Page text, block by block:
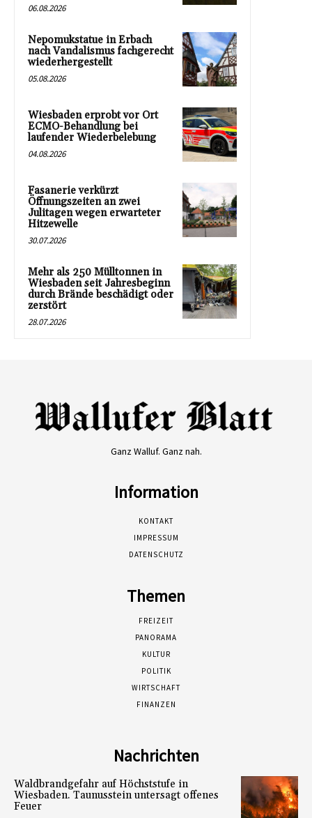
06.08.2026
Nepomukstatue in Erbach
nach Vandalismus fachgerecht
wiederhergestellt
05.08.2026
Wiesbaden erprobt vor Ort
ECMO-Behandlung bei
laufender Wiederbelebung
04.08.2026
Fasanerie verkürzt
Öffnungszeiten an zwei
Julitagen wegen erwarteter
Hitzewelle
30.07.2026
Mehr als 250 Mülltonnen in
Wiesbaden seit Jahresbeginn
durch Brände beschädigt oder
zerstört
28.07.2026
Ganz Walluf. Ganz nah.
Information
KONTAKT
IMPRESSUM
DATENSCHUTZ
Themen
FREIZEIT
PANORAMA
KULTUR
POLITIK
WIRTSCHAFT
FINANZEN
Nachrichten
Waldbrandgefahr auf Höchststufe in
Wiesbaden. Taunusstein untersagt offenes
Feuer